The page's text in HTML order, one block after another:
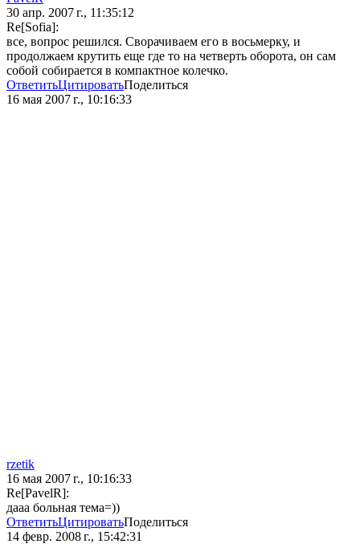
30 апр. 2007 г., 11:35:12
Re[Sofia]:
все, вопрос решился. Сворачиваем его в восьмерку, и
продолжаем крутить еще где то на четверть оборота, он сам
собой собирается в компактное колечко.
ОтветитьЦитироватьПоделиться
16 мая 2007 г., 10:16:33
rzetik
16 мая 2007 г., 10:16:33
Re[PavelR]:
дааа больная тема=))
ОтветитьЦитироватьПоделиться
14 февр. 2008 г., 15:42:31